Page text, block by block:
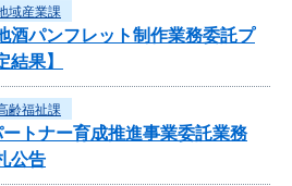
域産業課
酒パンフレット制作業務委託プ
結果】
齢福祉課
トナー育成推進事業委託業務
公告